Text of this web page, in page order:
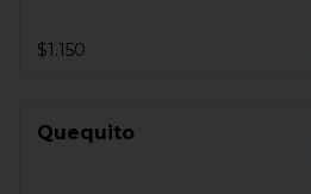
$1.150
Quequito